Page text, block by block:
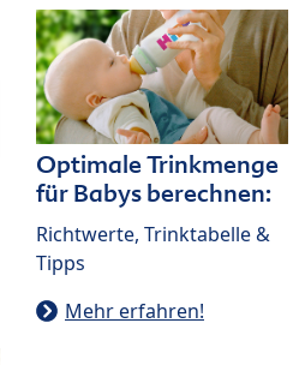
Optimale Trinkmenge
für Babys berechnen:
Richtwerte, Trinktabelle &
Tipps
Mehr erfahren!